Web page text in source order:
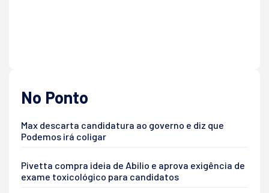
No Ponto
Max descarta candidatura ao governo e diz que
Podemos irá coligar
Pivetta compra ideia de Abilio e aprova exigência de
exame toxicológico para candidatos